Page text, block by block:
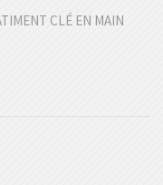
CLÉ EN MAIN